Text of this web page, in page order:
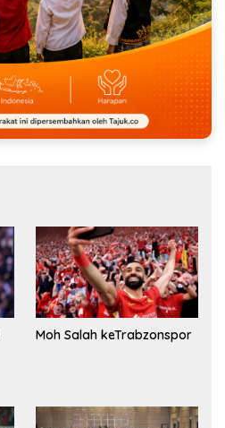
Moh Salah keTrabzonspor